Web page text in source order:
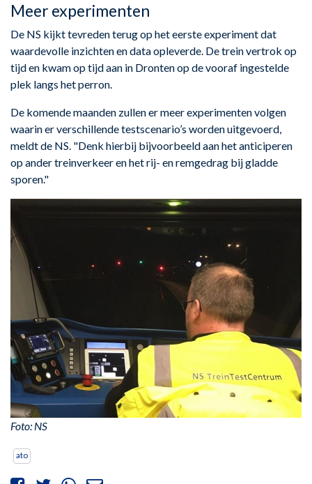
Meer experimenten
De NS kijkt tevreden terug op het eerste experiment dat
waardevolle inzichten en data opleverde. De trein vertrok op
tijd en kwam op tijd aan in Dronten op de vooraf ingestelde
plek langs het perron.
De komende maanden zullen er meer experimenten volgen
waarin er verschillende testscenario’s worden uitgevoerd,
meldt de NS. "Denk hierbij bijvoorbeeld aan het anticiperen
op ander treinverkeer en het rij- en remgedrag bij gladde
sporen."
Foto: NS
ato